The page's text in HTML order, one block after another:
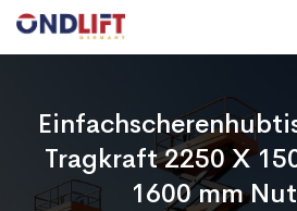
Tragkraft 2250 X
1600 mm